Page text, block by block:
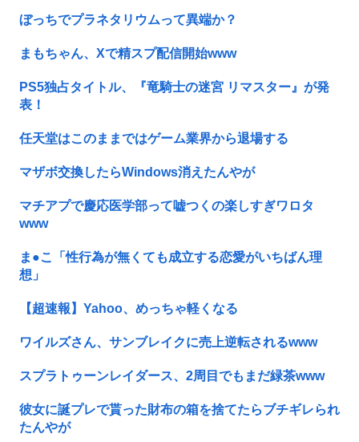
ぼっちでプラネタリウムって異端か？
まもちゃん、Xで精スプ配信開始www
PS5独占タイトル、『竜騎士の迷宮 リマスター』が発
表！
任天堂はこのままではゲーム業界から退場する
マザボ交換したらWindows消えたんやが
マチアプで慶応医学部って嘘つくの楽しすぎワロタ
www
ま●こ「性行為が無くても成立する恋愛がいちばん理
想」
【超速報】Yahoo、めっちゃ軽くなる
ワイルズさん、サンブレイクに売上逆転されるwww
スプラトゥーンレイダース、2周目でもまだ緑茶www
彼女に誕プレで貰った財布の箱を捨てたらブチギレられ
たんやが